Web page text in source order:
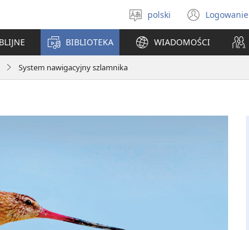
Wybór
języka
polski Logowanie
(opens
new
window)
BIBLIOTEKA WIADOMOŚCI
System nawigacyjny szlamnika